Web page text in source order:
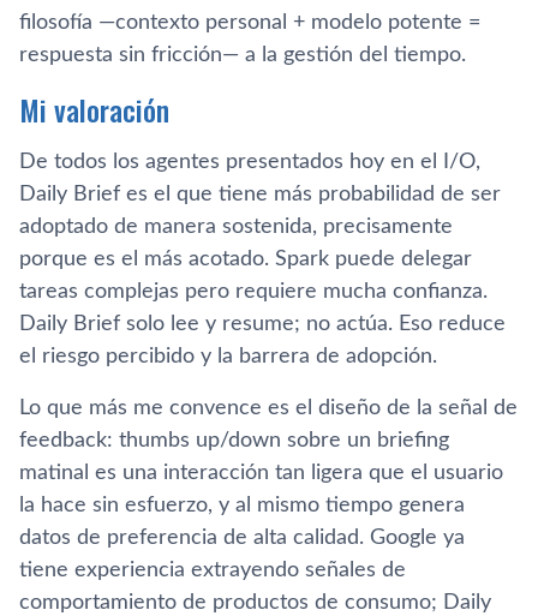
filosofía —contexto personal + modelo potente =
respuesta sin fricción— a la gestión del tiempo.
Mi valoración
De todos los agentes presentados hoy en el I/O,
Daily Brief es el que tiene más probabilidad de ser
adoptado de manera sostenida, precisamente
porque es el más acotado. Spark puede delegar
tareas complejas pero requiere mucha confianza.
Daily Brief solo lee y resume; no actúa. Eso reduce
el riesgo percibido y la barrera de adopción.
Lo que más me convence es el diseño de la señal de
feedback: thumbs up/down sobre un briefing
matinal es una interacción tan ligera que el usuario
la hace sin esfuerzo, y al mismo tiempo genera
datos de preferencia de alta calidad. Google ya
tiene experiencia extrayendo señales de
comportamiento de productos de consumo; Daily